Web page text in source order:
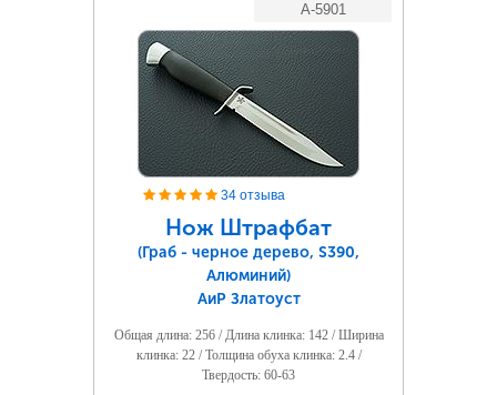
A-5901
34 отзыва
Нож Штрафбат
(Граб - черное дерево, S390,
Алюминий)
АиР Златоуст
Общая длина: 256 / Длина клинка: 142 / Ширина
клинка: 22 / Толщина обуха клинка: 2.4 /
Твердость: 60-63